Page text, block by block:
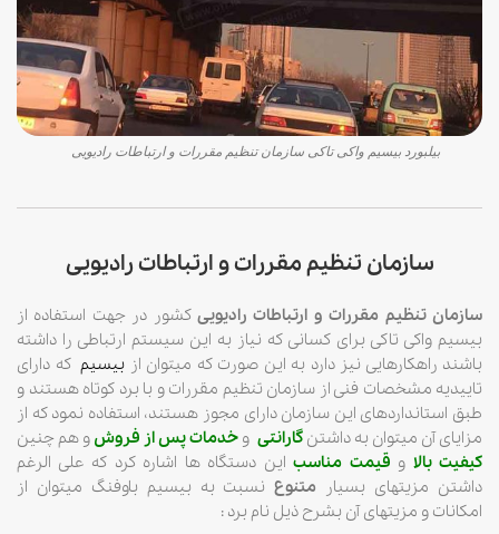
بیلبورد بیسیم واکی تاکی سازمان تنظیم مقررات و ارتباطات رادیویی
سازمان تنظیم مقررات و ارتباطات رادیویی
سازمان تنظیم مقررات و ارتباطات رادیویی کشور در جهت استفاده از
بیسیم واکی تاکی برای کسانی که نیاز به این سیستم ارتباطی را داشته
باشند راهکارهایی نیز دارد به این صورت که میتوان از بیسیمکه دارای
تاییدیه مشخصات فنی از سازمان تنظیم مقررات و با برد کوتاه هستند و
طبق استانداردهای این سازمان دارای مجوز هستند، استفاده نمود که از
مزایای آن میتوان به داشتن گارانتی و خدمات پس از فروش و هم چنین
کیفیت بالا و قیمت مناسب این دستگاه ها اشاره کرد که علی الرغم
داشتن مزیتهای بسیار متنوعنسبت به بیسیم باوفنگ میتوان از
امکانات و مزیتهای آن بشرح ذیل نام برد :